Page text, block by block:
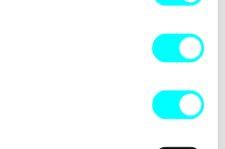
-side exception has occurred while
browser consolefor